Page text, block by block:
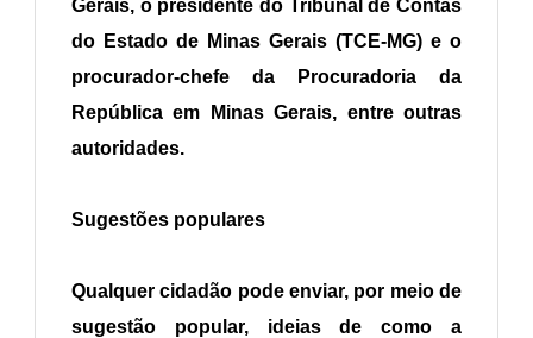
Gerais, o presidente do Tribunal de Contas
do Estado de Minas Gerais (TCE-MG) e o
procurador-chefe da Procuradoria da
República em Minas Gerais, entre outras
autoridades.
Sugestões populares
Qualquer cidadão pode enviar, por meio de
sugestão popular, ideias de como a